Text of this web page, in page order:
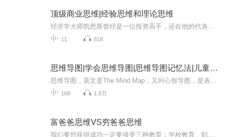
顶级商业思维|经验思维和理论思维
11 818
思维导图|学会思维导图|思维导图记忆法|儿童思维导图
168 1.8万
富爸爸思维VS穷爸爸思维